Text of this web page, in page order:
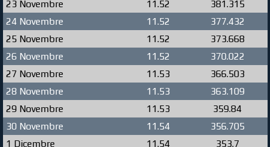
23 Novembre
11.52
381.315
24 Novembre
11.52
377.432
25 Novembre
11.52
373.668
26 Novembre
11.52
370.022
27 Novembre
11.53
366.503
28 Novembre
11.53
363.109
29 Novembre
11.53
359.84
30 Novembre
11.54
356.705
1 Dicembre
11.54
353.7